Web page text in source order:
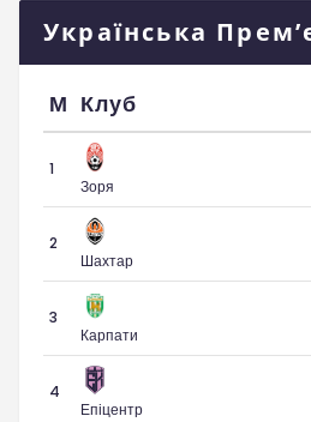
Українська
М Клуб
1
Зоря
2
Шахтар
3
Карпати
4
Епіцентр